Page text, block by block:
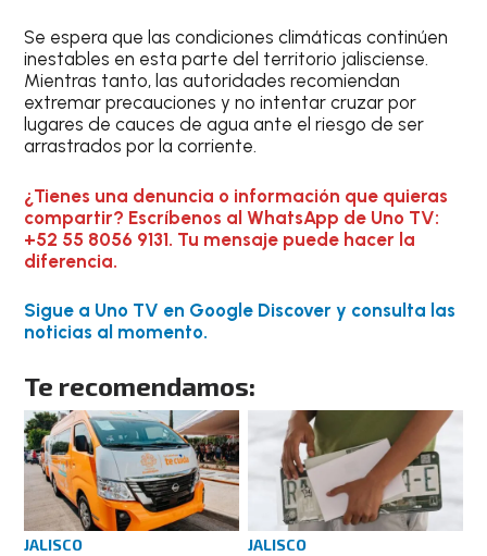
Se espera que las condiciones climáticas continúen
inestables en esta parte del territorio jalisciense.
Mientras tanto, las autoridades recomiendan
extremar precauciones y no intentar cruzar por
lugares de cauces de agua ante el riesgo de ser
arrastrados por la corriente.
¿Tienes una denuncia o información que quieras
compartir? Escríbenos al WhatsApp de Uno TV:
+52 55 8056 9131. Tu mensaje puede hacer la
diferencia.
Sigue a Uno TV en Google Discover y consulta las
noticias al momento.
Te recomendamos:
JALISCO
JALISCO